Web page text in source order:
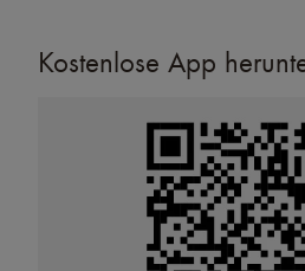
Kostenlose App